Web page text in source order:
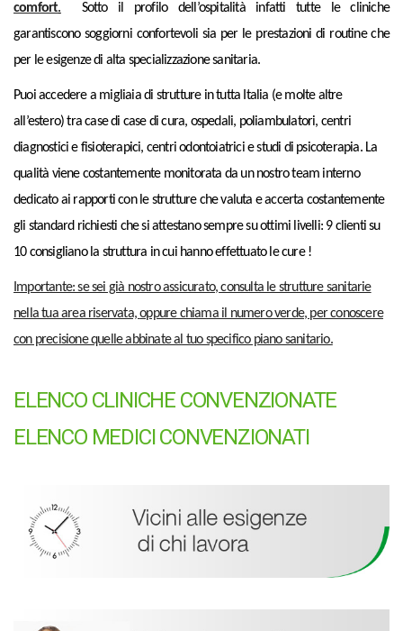
comfort. Sotto il profilo dell ’ospitalità infatti tutte le cliniche
garantiscono soggiorni confortevoli sia per le prestazioni di routine che
per le esigenze di alta specializzazione sanitaria.
Puoi accedere a migliaia di strutture in tutta Italia (e molte altre
all’estero) tra case di case di cura, ospedali, poliambulatori, centri
diagnostici e fisioterapici, centri odontoiatrici e studi di psicoterapia. La
qualità viene costantemente monitorata da un nostro team interno
dedicato ai rapporti con le strutture che valuta e accerta costantemente
gli standard richiesti che si attestano sempre su ottimi livelli: 9 clienti su
10 consigliano la struttura in cui hanno effettuato le cure !
Importante: se sei già nostro assicurato, consulta le strutture sanitarie
nella tua area riservata,oppure chiama il numero verde, per conoscere
con precisione quelle abbinate al tuo specifico piano sanitario.
ELENCO CLINICHE CONVENZIONATE
ELENCO MEDICI CONVENZIONATI